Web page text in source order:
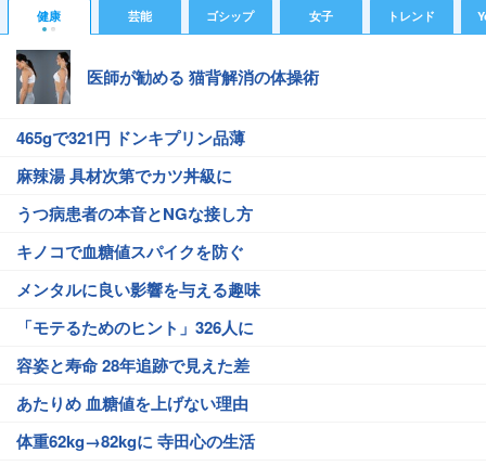
健康 芸能 ゴシップ 女子 トレンド
医師が勧める 猫背解消の体操術
465gで321円 ドンキプリン品薄
麻辣湯 具材次第でカツ丼級に
うつ病患者の本音とNGな接し方
キノコで血糖値スパイクを防ぐ
メンタルに良い影響を与える趣味
「モテるためのヒント」326人に
容姿と寿命 28年追跡で見えた差
あたりめ 血糖値を上げない理由
体重62kg→82kgに 寺田心の生活